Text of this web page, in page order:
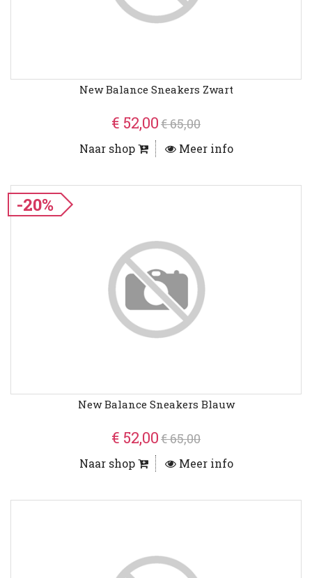
New Balance Sneakers Zwart
€ 52,00€ 65,00
Naar shop Meer info
-20%
New Balance Sneakers Blauw
€ 52,00€ 65,00
Naar shop Meer info